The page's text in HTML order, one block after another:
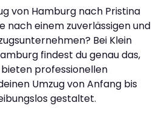
von Hamburg nach Pristina
nach einem zuverlässigen und
Bei Klein
findest du genau das,
professionellen
Umzug von Anfang bis
gestaltet.